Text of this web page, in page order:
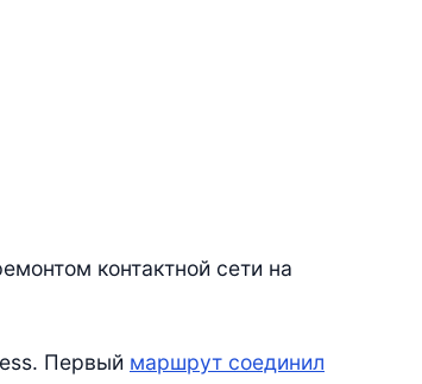
контактной сети на
Первый маршрут соединил